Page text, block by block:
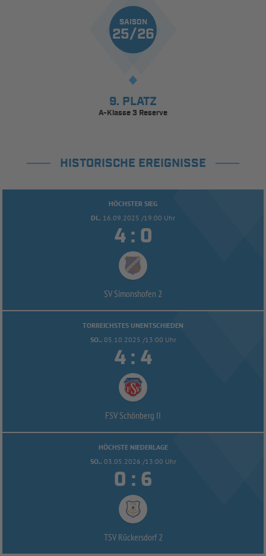
SAISON
25/26
9. PLATZ
A-Klasse 3 Reserve
HISTORISCHE EREIGNISSE
HÖCHSTER SIEG
DI.. 16.09.2025 /19:00 Uhr
 : 
SV Simonshofen 2
TORREICHSTES UNENTSCHIEDEN
SO.. 05.10.2025 /13:00 Uhr
 : 
FSV Schönberg II
HÖCHSTE NIEDERLAGE
SO.. 03.05.2026 /13:00 Uhr
 : 
TSV Rückersdorf 2